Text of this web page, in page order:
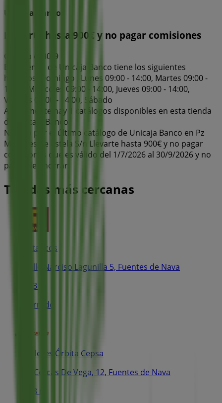
Unicaja Banco
Llevarte hasta 900€ y no pagar comisiones
Caduca el 30/9
Esta tienda de Unicaja Banco tiene los siguientes
horarios: Domingo , Lunes 09:00 - 14:00, Martes 09:00 -
14:00, Miércoles 09:00 - 14:00, Jueves 09:00 - 14:00,
Viernes 09:00 - 14:00, Sábado
Actualmente hay 1 catálogos disponibles en esta tienda
de Unicaja Banco.
Navega por el último catálogo de Unicaja Banco en Pz
Marques de Estela S/n Llevarte hasta 900€ y no pagar
comisiones que es válido del 1/7/2026 al 30/9/2026 y no
pares de ahorrar.
Tiendas más cercanas
Estancos
Calle Narciso Lagunilla 5, Fuentes de Nava
243 m
Cerrado
Talleres Órbita Cepsa
C/ Cercas De Vega, 12, Fuentes de Nava
248 m